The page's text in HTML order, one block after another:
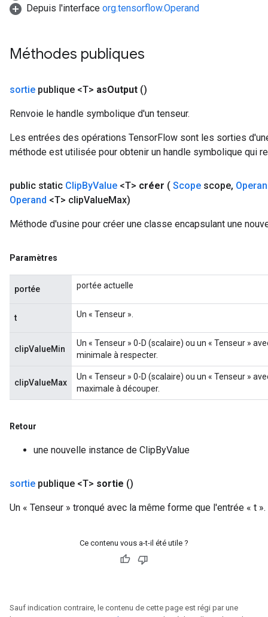
Depuis l'interface org.tensorflow.Operand
Méthodes publiques
sortie publique <T> asOutput ()
Renvoie le handle symbolique d'un tenseur.
Les entrées des opérations TensorFlow sont les sorties
méthode est utilisée pour obtenir un handle symbolique qui
public static ClipByValue <T> créer ( Scope scope,
Operand <T> clipValueMax)
Méthode d'usine pour créer une classe encapsulant une
Paramètres
portée portée actuelle
t Un « Tenseur ».
clipValueMin
Un « Tenseur » 0-D (scalaire) ou un « Tenseur »
minimale à respecter.
clipValueMax
Un « Tenseur » 0-D (scalaire) ou un « Tenseur »
maximale à découper.
Retour
une nouvelle instance de ClipByValue
sortie publique <T> sortie ()
Un « Tenseur » tronqué avec la même forme que l'entrée « t ».
Ce contenu vous a-t-il été utile ?
Sauf indication contraire, le contenu de cette page est régi par une